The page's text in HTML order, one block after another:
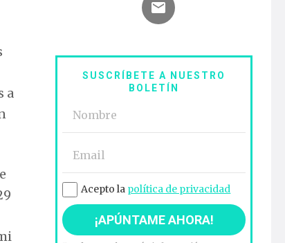
a
SUSCRÍBETE A NUESTRO
BOLETÍN
Acepto la política de privacidad